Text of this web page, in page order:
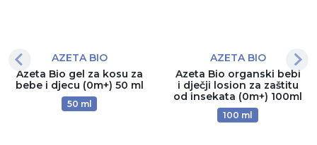
AZETA BIO
Azeta Bio gel za kosu za
bebe i djecu (0m+) 50 ml
50 ml
AZETA BIO
Azeta Bio organski bebi
i dječji losion za zaštitu
od insekata (0m+) 100ml
100 ml